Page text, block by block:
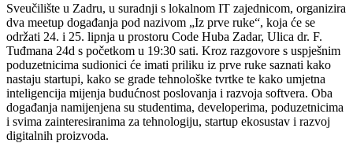
Sveučilište u Zadru, u suradnji s lokalnom IT zajednicom, organizira
dva meetup događanja pod nazivom „Iz prve ruke“, koja će se
održati 24. i 25. lipnja u prostoru Code Huba Zadar, Ulica dr. F.
Tuđmana 24d s početkom u 19:30 sati. Kroz razgovore s uspješnim
poduzetnicima sudionici će imati priliku iz prve ruke saznati kako
nastaju startupi, kako se grade tehnološke tvrtke te kako umjetna
inteligencija mijenja budućnost poslovanja i razvoja softvera. Oba
događanja namijenjena su studentima, developerima, poduzetnicima
i svima zainteresiranima za tehnologiju, startup ekosustav i razvoj
digitalnih proizvoda.